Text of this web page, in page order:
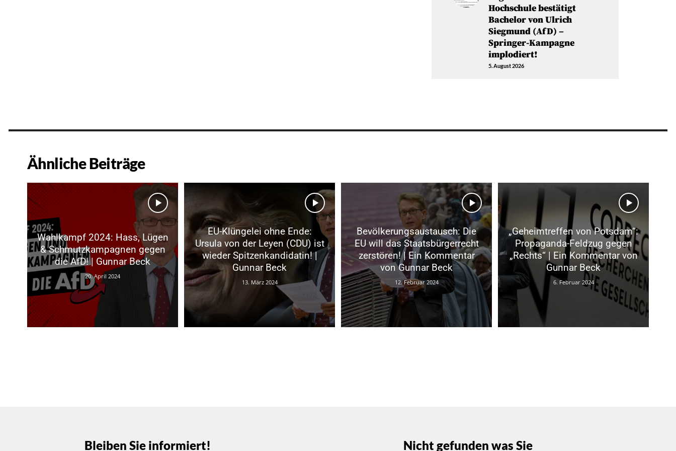
Hochschule bestätigt
Bachelor von Ulrich
Siegmund (AfD) –
Springer-Kampagne
implodiert!
5. August 2026
Ähnliche Beiträge
Wahlkampf 2024: Hass, Lügen
& Schmutzkampagnen gegen
die AfD! | Gunnar Beck
20. April 2024
EU-Klüngelei ohne Ende:
Ursula von der Leyen (CDU) ist
wieder Spitzenkandidatin! |
Gunnar Beck
13. März 2024
Bevölkerungsaustausch: Die
EU will das Staatsbürgerrecht
zerstören! | Ein Kommentar
von Gunnar Beck
12. Februar 2024
„Geheimtreffen von Potsdam“:
Propaganda-Feldzug gegen
„Rechts“ | Ein Kommentar von
Gunnar Beck
6. Februar 2024
Bleiben Sie informiert! Nicht gefunden was Sie